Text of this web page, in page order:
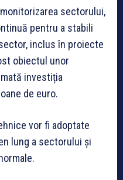
sectorului,
pentru a stabili
inclus în proiecte
obiectul unor
investiția
de euro.
vor fi adoptate
lung a sectorului și